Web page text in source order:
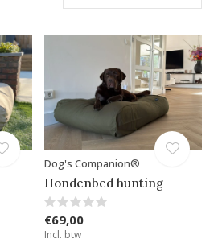
Dog's Companion®
Hondenbed hunting
€69,00
Incl. btw